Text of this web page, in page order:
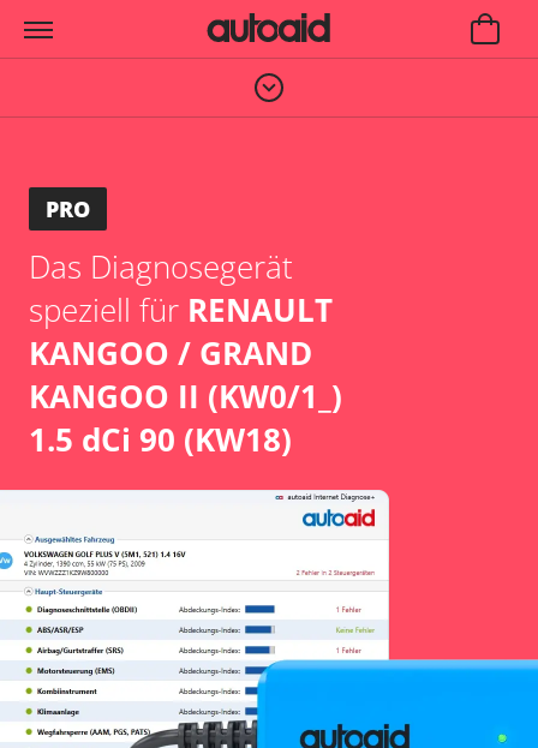
PRO
Das Diagnosegerät
speziell für RENAULT
KANGOO / GRAND
KANGOO II (KW0/1_)
1.5 dCi 90 (KW18)